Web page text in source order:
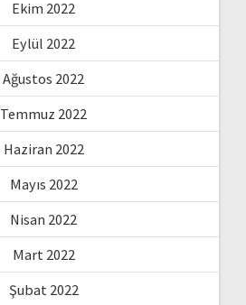
Ekim 2022
Eylül 2022
Ağustos 2022
Temmuz 2022
Haziran 2022
Mayıs 2022
Nisan 2022
Mart 2022
Şubat 2022